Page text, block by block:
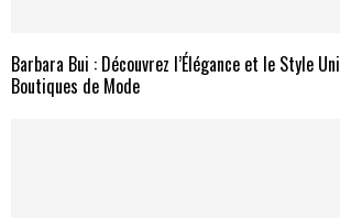
Barbara Bui : Découvrez l’Élégance et le Style
Boutiques de Mode